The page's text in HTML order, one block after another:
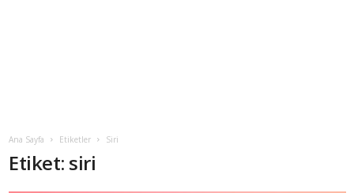
Ana Sayfa Etiketler Siri
Etiket: siri